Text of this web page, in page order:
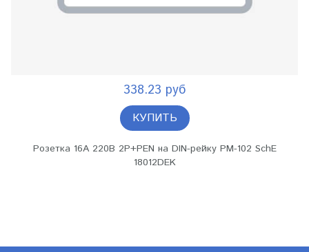
338.23 руб
КУПИТЬ
Розетка 16А 220В 2P+PEN на DIN-рейку PM-102 SchE
18012DEK